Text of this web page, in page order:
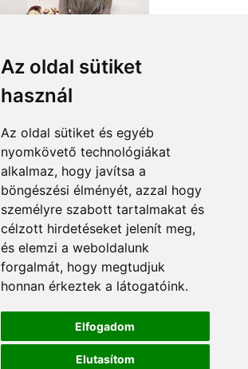
Az oldal sütiket
használ
Az oldal sütiket és egyéb
nyomkövető technológiákat
alkalmaz, hogy javítsa a
böngészési élményét, azzal hogy
személyre szabott tartalmakat és
célzott hirdetéseket jelenít meg,
és elemzi a weboldalunk
forgalmát, hogy megtudjuk
honnan érkeztek a látogatóink.
Elfogadom
Elutasítom
Szürke mágus
15 120 Ft-tól
Elfogadott fizetési módok
Á.SZ.F.
Impresszum
Adatkezelési tájékoztató